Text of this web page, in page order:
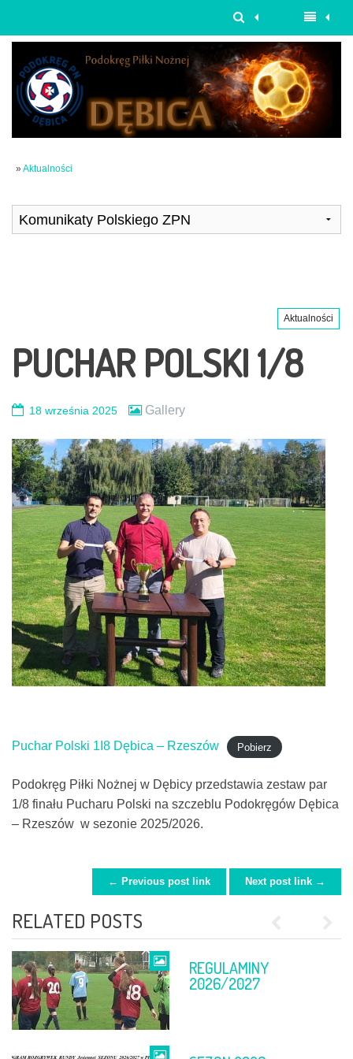
» Aktualności
Aktualności
PUCHAR POLSKI 1/8
18 września 2025 Gallery
Puchar Polski 1I8 Dębica – Rzeszów Pobierz
Podokręg Piłki Nożnej w Dębicy przedstawia zestaw par
1/8 finału Pucharu Polski na szczeblu Podokręgów Dębica
– Rzeszów w sezonie 2025/2026.
POST NAVIGATION← Previous post link Next post link →
RELATED POSTS
REGULAMINY
2026/2027
FINAŁ PP